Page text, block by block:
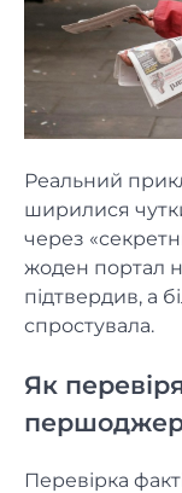
Реальний
ширилися
через
жоден портал
підтвердив, а
спростувала.
Як
Перевірка